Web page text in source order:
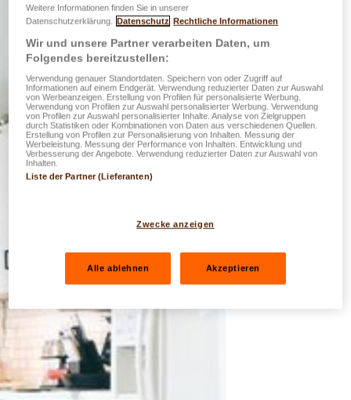
Weitere Informationen finden Sie in unserer
Datenschutzerklärung.
Datenschutz Rechtliche Informationen
Wir und unsere Partner verarbeiten Daten, um
Folgendes bereitzustellen:
Verwendung genauer Standortdaten. Speichern von oder Zugriff auf
Informationen auf einem Endgerät. Verwendung reduzierter Daten zur Auswahl
von Werbeanzeigen. Erstellung von Profilen für personalisierte Werbung.
Verwendung von Profilen zur Auswahl personalisierter Werbung. Verwendung
von Profilen zur Auswahl personalisierter Inhalte. Analyse von Zielgruppen
durch Statistiken oder Kombinationen von Daten aus verschiedenen Quellen.
Erstellung von Profilen zur Personalisierung von Inhalten. Messung der
Werbeleistung. Messung der Performance von Inhalten. Entwicklung und
Verbesserung der Angebote. Verwendung reduzierter Daten zur Auswahl von
Inhalten.
Liste der Partner (Lieferanten)
Zwecke anzeigen
Alle ablehnen Akzeptieren